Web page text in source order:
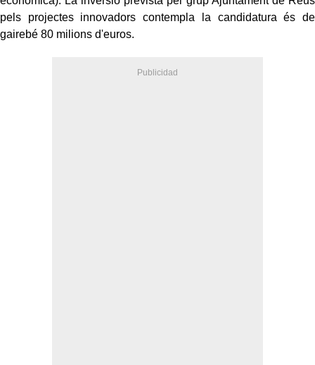
pels projectes innovadors contempla la candidatura és de
gairebé 80 milions d'euros.